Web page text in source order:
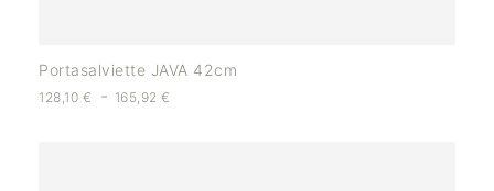
Portasalviette JAVA 42cm
128,10 € - 165,92€